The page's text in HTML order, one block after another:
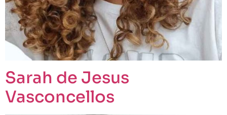
Sarah de Jesus
Vasconcellos